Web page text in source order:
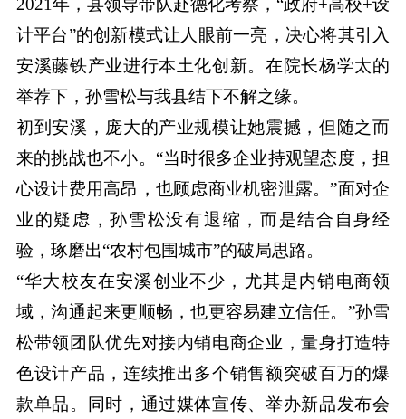
2021年，县领导带队赴德化考察，“政府+高校+设
计平台”的创新模式让人眼前一亮，决心将其引入
安溪藤铁产业进行本土化创新。在院长杨学太的
举荐下，孙雪松与我县结下不解之缘。
初到安溪，庞大的产业规模让她震撼，但随之而
来的挑战也不小。“当时很多企业持观望态度，担
心设计费用高昂，也顾虑商业机密泄露。”面对企
业的疑虑，孙雪松没有退缩，而是结合自身经
验，琢磨出“农村包围城市”的破局思路。
“华大校友在安溪创业不少，尤其是内销电商领
域，沟通起来更顺畅，也更容易建立信任。”孙雪
松带领团队优先对接内销电商企业，量身打造特
色设计产品，连续推出多个销售额突破百万的爆
款单品。同时，通过媒体宣传、举办新品发布会